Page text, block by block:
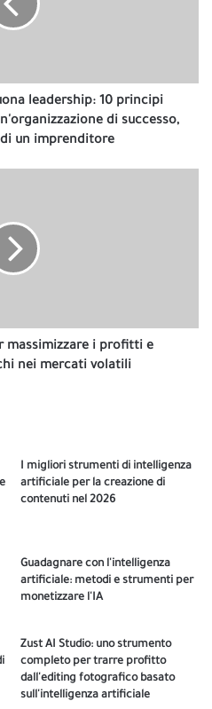
leadership: 10 principi
di successo,
un imprenditore
massimizzare i profitti e
nei mercati volatili
I migliori strumenti di intelligenza
artificiale per la creazione di
contenuti nel 2026
Guadagnare con l'intelligenza
artificiale: metodi e strumenti per
monetizzare l'IA
Zust AI Studio: uno strumento
completo per trarre profitto
dall'editing fotografico basato
sull'intelligenza artificiale